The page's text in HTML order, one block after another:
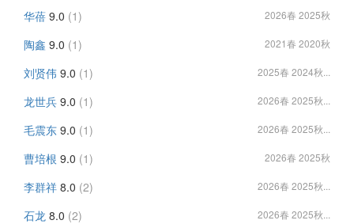
华蓓 9.0 (1) 2026春 2025秋
陶鑫 9.0 (1) 2021春 2020秋
刘贤伟 9.0 (1) 2025春 2024秋...
龙世兵 9.0 (1) 2026春 2025秋...
毛震东 9.0 (1) 2026春 2025秋...
曹培根 9.0 (1) 2026春 2025秋
李群祥 8.0 (2) 2026春 2025秋...
石龙 8.0 (2) 2026春 2025秋...